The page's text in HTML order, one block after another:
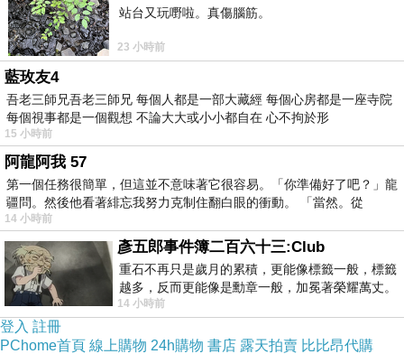
日前想購入Esense 4-PORT 集線器(白) 01-GPH366WH
問過幾間經銷商都表示舊款已經賣完，已沒有舊款庫存
了，剛好看到燦坤快3網頁上還有賣，就線上預約到門市
付款取貨。有的時候這些商品的價格還真的頗殺的，於是
乎，這一款CP值破表的：
GPH366WH，在最近燦坤狂打快3快閃購物日，趁著燦坤
快三會員特典的時候趕緊下手，超低價限量商品再辛苦也
值得！
Esense 4-PORT 集線器(白) 01-GPH366WH
站台又玩嘢啦。真傷腦筋。
23 小時前
藍玫友4
吾老三師兄吾老三師兄 每個人都是一部大藏經 每個心房都是一座寺院
每個視事都是一個觀想 不論大大或小小都自在 心不拘於形
15 小時前
阿龍阿我 57
第一個任務很簡單，但這並不意味著它很容易。「你準備好了吧？」龍
疆問。然後他看著緋忘我努力克制住翻白眼的衝動。 「當然。從
14 小時前
彥五郎事件簿二百六十三:Club
重石不再只是歲月的累積，更能像標籤一般，標籤
越多，反而更能像是勳章一般，加冕著榮耀萬丈。
習慣一如縱容，成了再難輕輕放下的罪證
14 小時前
登入 註冊
PChome首頁 線上購物 24h購物 書店 露天拍賣 比比昂代購